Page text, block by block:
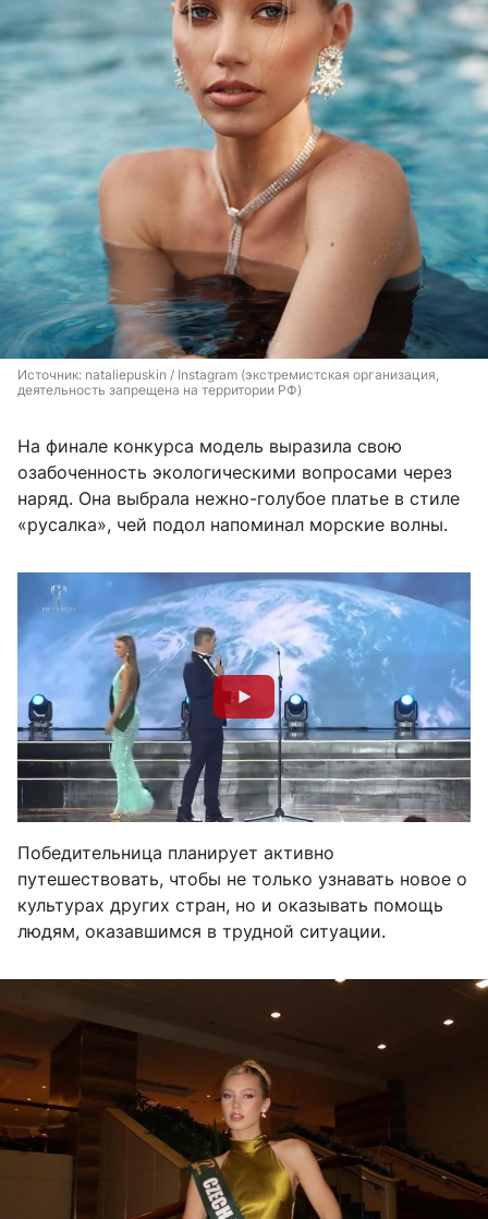
Источник: nataliepuskin / Instagram (экстремистская организация,
деятельность запрещена на территории РФ)
На финале конкурса модель выразила свою
озабоченность экологическими вопросами через
наряд. Она выбрала нежно-голубое платье в стиле
«русалка», чей подол напоминал морские волны.
Победительница планирует активно
путешествовать, чтобы не только узнавать новое о
культурах других стран, но и оказывать помощь
людям, оказавшимся в трудной ситуации.